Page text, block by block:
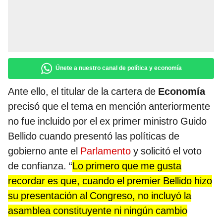
Únete a nuestro canal de política y economía
Ante ello, el titular de la cartera de Economía
precisó que el tema en mención anteriormente
no fue incluido por el ex primer ministro Guido
Bellido cuando presentó las políticas de
gobierno ante el Parlamento y solicitó el voto
de confianza. “Lo primero que me gusta
recordar es que, cuando el premier Bellido hizo
su presentación al Congreso, no incluyó la
asamblea constituyente ni ningún cambio